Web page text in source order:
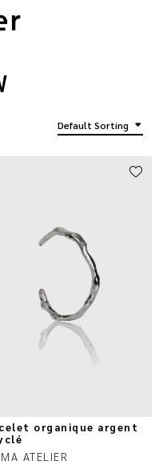
Default Sorting
organique argent
ATELIER